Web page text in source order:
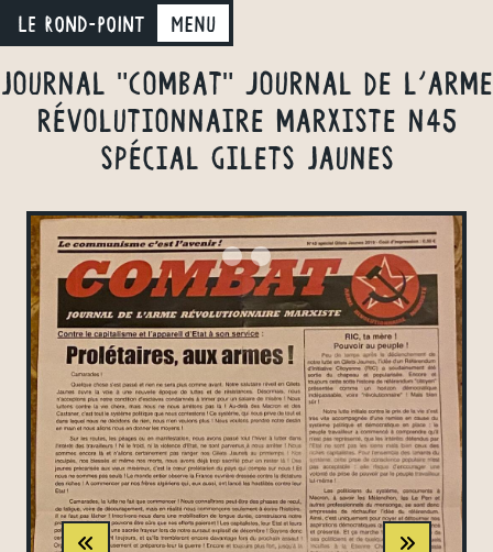
LE ROND-POINT Menu
Journal "Combat" journal de l'arme
révolutionnaire marxiste n45
spécial Gilets Jaunes